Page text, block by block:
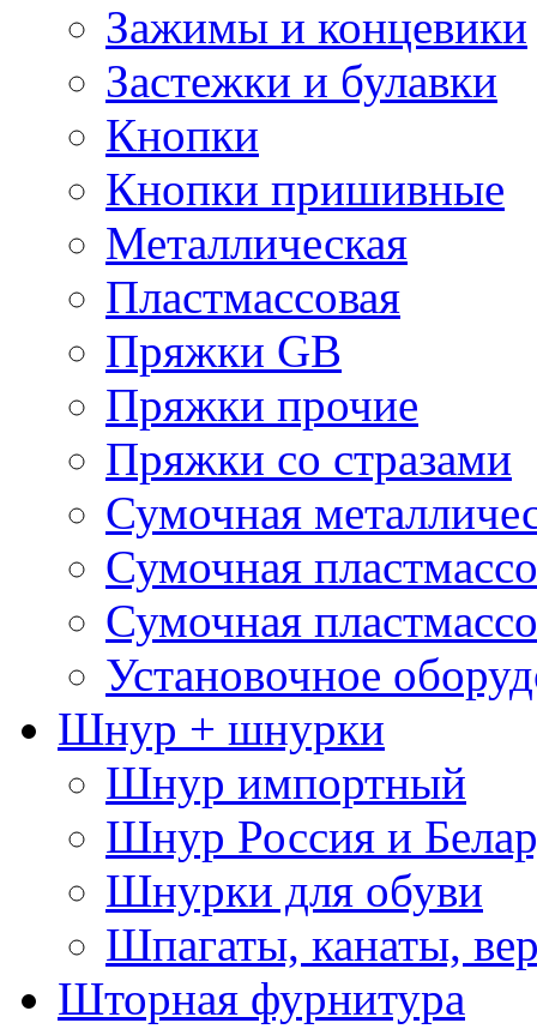
Зажимы и концевики
Застежки и булавки
Кнопки
Кнопки пришивные
Металлическая
Пластмассовая
Пряжки GB
Пряжки прочие
Пряжки со стразами
Сумочная
Сумочная
Сумочная
Установочное
Шнур + шнурки
Шнур импортный
Шнур Россия и
Шнурки для обуви
Шпагаты, канаты,
Шторная фурнитура